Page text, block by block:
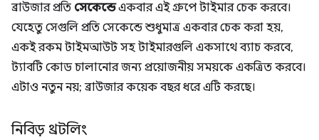
ব্রাউজার প্রতি সেকেন্ডেএকবার এই গ্রুপে টাইমার চেক করবে।
যেহেতু সেগুলি প্রতি সেকেন্ডে শুধুমাত্র একবার চেক করা হয়,
একই রকম টাইমআউট সহ টাইমারগুলি একসাথে ব্যাচ করবে,
ট্যাবটি কোড চালানোর জন্য প্রয়োজনীয় সময়কে একত্রিত করবে।
এটাও নতুন নয়; ব্রাউজার কয়েক বছর ধরে এটি করছে।
নিবিড় থ্রটলিং